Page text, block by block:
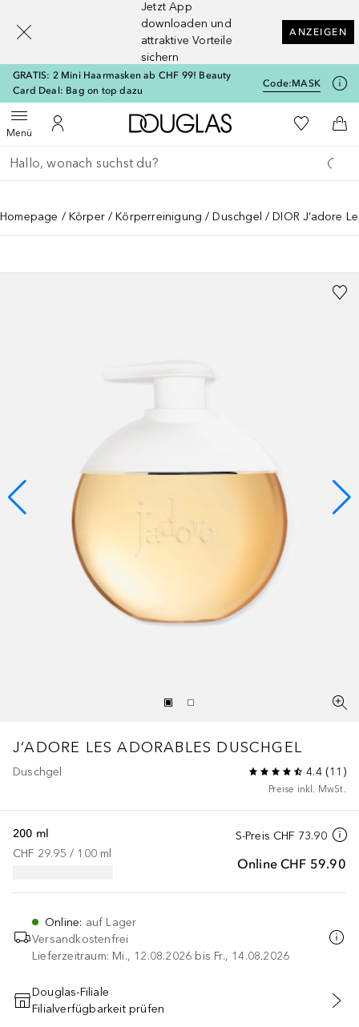
Jetzt App
downloaden und
attraktive Vorteile
sichern
ANZEIGEN
GRATIS: 2 Mini Haarmasken ab CHF 99! Beauty
Card Deal: Bag on top dazu
Code:MASK
MenüMenü öffnenZu Meinem Kundenkonto
Zur Douglas Startseite
Zu Meiner
Gehe zurück
Suche ausführen
Homepage Körper Körperreinigung Duschgel DIOR J’adore
J’ADORE LES ADORABLES DUSCHGEL
Duschgel 4.4(11 )
Preise inkl. MwSt.
S-Preis CHF 73.90
Online CHF 59.90
200 ml
CHF 29.95 / 100 ml
Online: auf Lager
Versandkostenfrei
Lieferzeitraum: Mi., 12.08.2026 bis Fr., 14.08.2026
IN DEN WARENKORB
Douglas-Filiale
Filialverfügbarkeit prüfen
[navigation.slideout.screenreader]